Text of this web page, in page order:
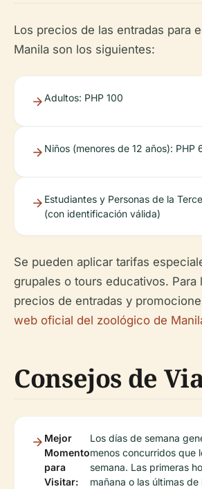
Los precios de las entradas para
Manila son los siguientes:
Adultos: PHP 100
Niños (menores de 12 años): PHP
Estudiantes y Personas de la
(con identificación válida)
Se pueden aplicar tarifas
grupales o tours educativos. Para
precios de entradas y
web oficial del zoológico de
Consejos de
Mejor
Momento
para
Visitar:
Los días de semana
menos concurridos que
semana. Las primeras
mañana o las últimas